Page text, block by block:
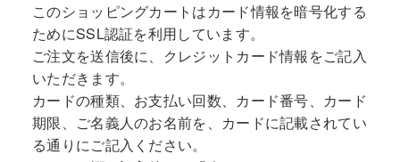
このショッピングカートはカード情報を暗号化する
ためにSSL認証を利用しています。
ご注文を送信後に、クレジットカード情報をご記入
いただきます。
カードの種類、お支払い回数、カード番号、カード
期限、ご名義人のお名前を、カードに記載されてい
る通りにご記入ください。